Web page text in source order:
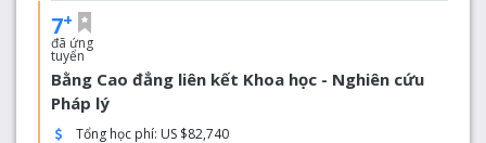
7+
đã ứng
tuyển
Bằng Cao đẳng liên kết Khoa học - Nghiên cứu
Pháp lý
Tổng học phí: US $82,740